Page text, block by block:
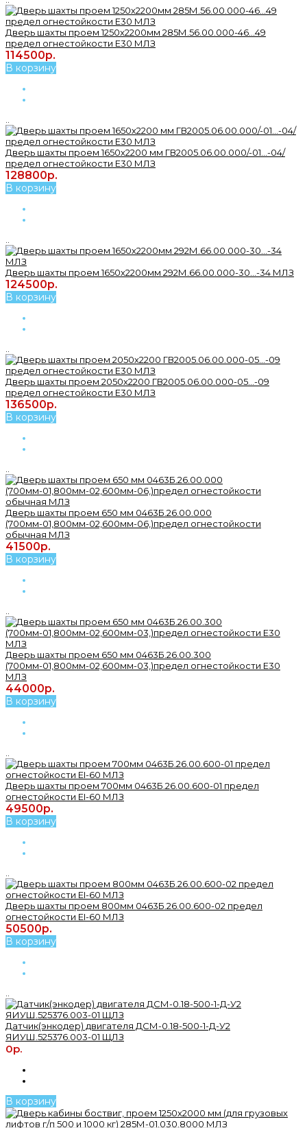
Дверь шахты проем 1250х2200мм 285М.56.00.000-46...49
предел огнестойкости Е30 МЛЗ
114500р.
В корзину
Дверь шахты проем 1650х2200 мм ГВ2005.06.00.000/-01...-04/
предел огнестойкости Е30 МЛЗ
128800р.
В корзину
Дверь шахты проем 1650х2200мм 292М.66.00.000-30...-34 МЛЗ
124500р.
В корзину
Дверь шахты проем 2050х2200 ГВ2005.06.00.000-05...-09
предел огнестойкости Е30 МЛЗ
136500р.
В корзину
Дверь шахты проем 650 мм 0463Б.26.00.000
(700мм-01,800мм-02,600мм-06,)предел огнестойкости
обычная МЛЗ
41500р.
В корзину
Дверь шахты проем 650 мм 0463Б.26.00.300
(700мм-01,800мм-02,600мм-03,)предел огнестойкости Е30
МЛЗ
44000р.
В корзину
Дверь шахты проем 700мм 0463Б.26.00.600-01 предел
огнестойкости ЕI-60 МЛЗ
49500р.
В корзину
Дверь шахты проем 800мм 0463Б.26.00.600-02 предел
огнестойкости ЕI-60 МЛЗ
50500р.
В корзину
Датчик(энкодер) двигателя ДСМ-0.18-500-1-Д-У2
ЯИУШ.525376.003-01 ЩЛЗ
0р.
В корзину